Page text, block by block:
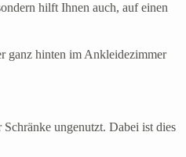
hilft Ihnen auch, auf einen
ganz hinten im Ankleidezimmer
ungenutzt. Dabei ist dies